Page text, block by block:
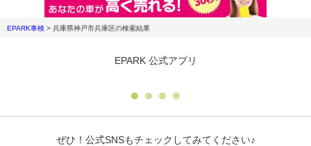
EPARK車検 > 兵庫県神戸市兵庫区の検索結果